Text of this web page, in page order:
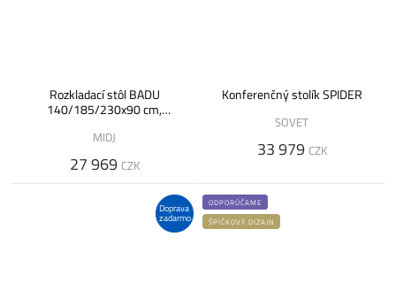
Rozkladací stôl BADU
140/185/230x90 cm,
MIDJ
27 969 CZK
Konferenčný stolík SPIDER
SOVET
33 979 CZK
Doprava
zadarmo
ODPORÚČAME
ŠPIČKOVÝ DIZAJN